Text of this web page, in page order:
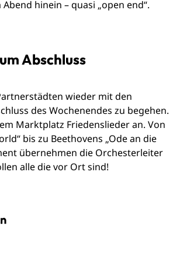
hinein – quasi „open end“.
Abschluss
wieder mit den
des Wochenendes zu begehen.
Marktplatz Friedenslieder an. Von
bis zu Beethovens „Ode an die
übernehmen die Orchesterleiter
alle die vor Ort sind!